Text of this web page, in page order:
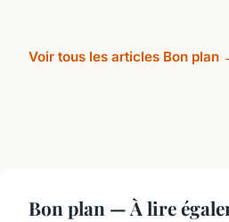
Voir tous les articles Bon plan
Bon plan — À lire